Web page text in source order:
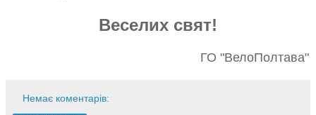
Веселих свят!
ГО "ВелоПолтава"
Немає коментарів: